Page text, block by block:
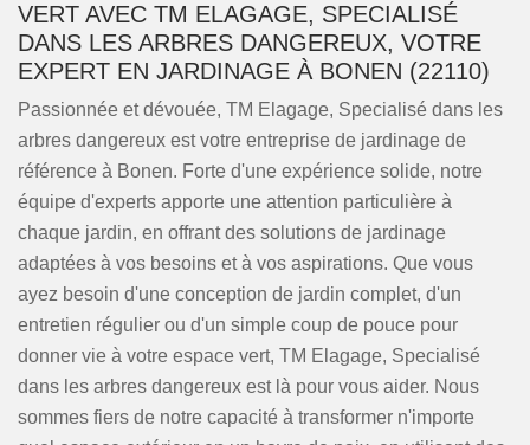
VERT AVEC TM ELAGAGE, SPECIALISÉ
DANS LES ARBRES DANGEREUX, VOTRE
EXPERT EN JARDINAGE À BONEN (22110)
Passionnée et dévouée, TM Elagage, Specialisé dans les
arbres dangereux est votre entreprise de jardinage de
référence à Bonen. Forte d'une expérience solide, notre
équipe d'experts apporte une attention particulière à
chaque jardin, en offrant des solutions de jardinage
adaptées à vos besoins et à vos aspirations. Que vous
ayez besoin d'une conception de jardin complet, d'un
entretien régulier ou d'un simple coup de pouce pour
donner vie à votre espace vert, TM Elagage, Specialisé
dans les arbres dangereux est là pour vous aider. Nous
sommes fiers de notre capacité à transformer n'importe